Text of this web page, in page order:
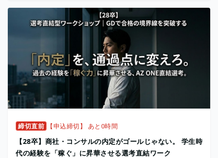
締切直前 【申込締切】 あと0時間
【28卒】商社・コンサルの内定がゴールじゃない。 学生時
代の経験を「稼ぐ」に昇華させる選考直結ワーク